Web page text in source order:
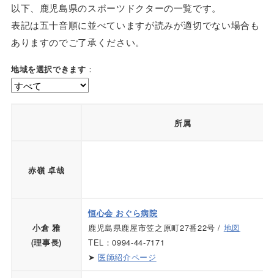
以下、鹿児島県のスポーツドクターの一覧です。
表記は五十音順に並べていますが読みが適切でない場合も
ありますのでご了承ください。
地域を選択できます ：
所属
赤嶺 卓哉
小倉 雅
(理事長)
恒心会 おぐら病院
鹿児島県鹿屋市笠之原町27番22号 / 地図
TEL：0994-44-7171
➤医師紹介ページ